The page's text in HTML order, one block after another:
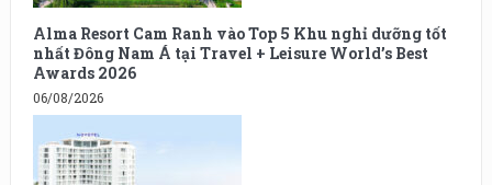
Alma Resort Cam Ranh vào Top 5 Khu nghỉ dưỡng tốt
nhất Đông Nam Á tại Travel + Leisure World’s Best
Awards 2026
06/08/2026